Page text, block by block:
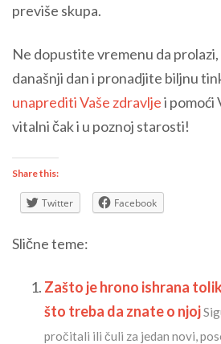
previše skupa.
Ne dopustite vremenu da
današnji dan i pronadjite biljnu
unaprediti Vaše zdravljei pomoći
vitalni čak i u poznoj starosti!
Share this:
Twitter Facebook
Slične teme:
Zašto je hrono ishrana
što treba da znate o njoj
pročitali ili čuli za jedan novi,